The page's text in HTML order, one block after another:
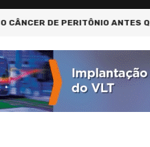
DE PERITÔNIO ANTES QUE